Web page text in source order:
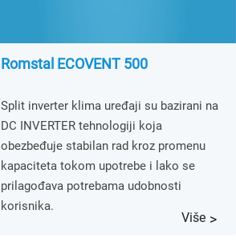
Romstal ECOVENT 500
Split inverter klima uređaji su bazirani na
DC INVERTER tehnologiji koja
obezbeđuje stabilan rad kroz promenu
kapaciteta tokom upotrebe i lako se
prilagođava potrebama udobnosti
korisnika.
Više